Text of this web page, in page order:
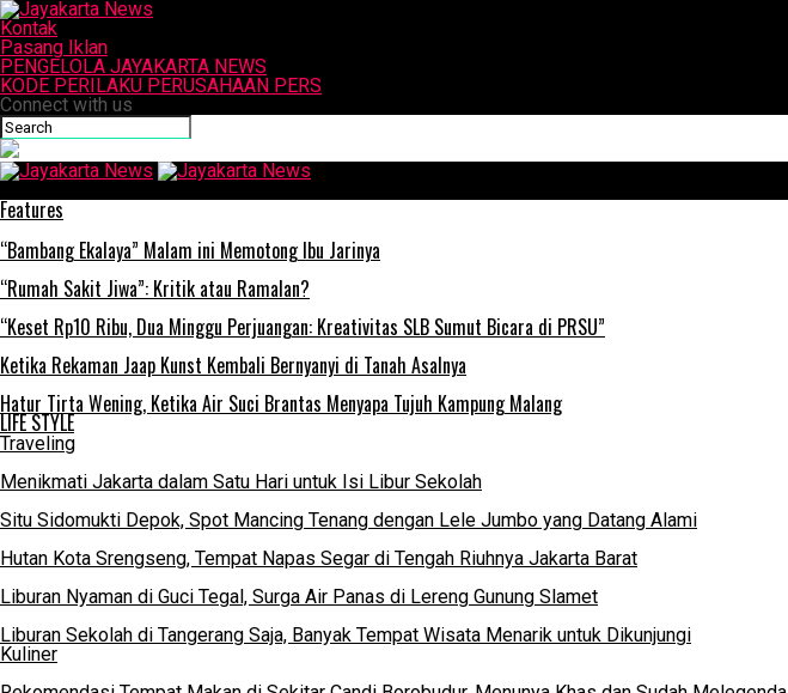
Kontak
Pasang Iklan
PENGELOLA JAYAKARTA NEWS
KODE PERILAKU PERUSAHAAN PERS
Connect with us
Features
“Bambang Ekalaya” Malam ini Memotong Ibu Jarinya
“Rumah Sakit Jiwa”: Kritik atau Ramalan?
“Keset Rp10 Ribu, Dua Minggu Perjuangan: Kreativitas SLB Sumut Bicara di PRSU”
Ketika Rekaman Jaap Kunst Kembali Bernyanyi di Tanah Asalnya
Hatur Tirta Wening, Ketika Air Suci Brantas Menyapa Tujuh Kampung Malang
LIFE STYLE
Traveling
Menikmati Jakarta dalam Satu Hari untuk Isi Libur Sekolah
Situ Sidomukti Depok, Spot Mancing Tenang dengan Lele Jumbo yang Datang Alami
Hutan Kota Srengseng, Tempat Napas Segar di Tengah Riuhnya Jakarta Barat
Liburan Nyaman di Guci Tegal, Surga Air Panas di Lereng Gunung Slamet
Liburan Sekolah di Tangerang Saja, Banyak Tempat Wisata Menarik untuk Dikunjungi
Kuliner